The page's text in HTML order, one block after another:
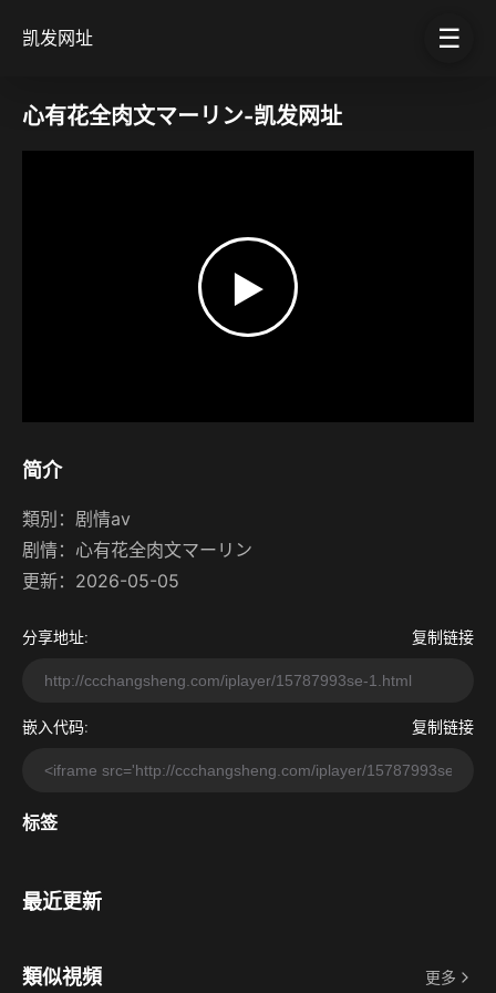
凯发网址 ☰
心有花全肉文マーリン-凯发网址
▶
简介
類別： 剧情av
剧情： 心有花全肉文マーリン
更新：2026-05-05
分享地址: 复制链接
嵌入代码: 复制链接
标签
最近更新
類似視頻 更多